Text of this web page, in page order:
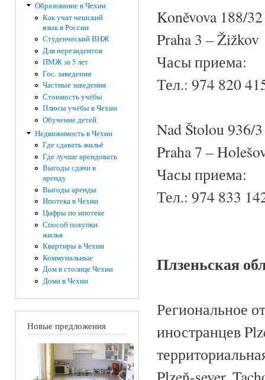
Образование в Чехии
Как учат чешский
язык в России
Студенческий ВНЖ
Для нерезидентов
ПМЖ за 5 лет
Гос. заведения
Частные заведения
Стоимость учёбы
Плюсы учёбы в Чехии
Обучение детей
Недвижимость в Чехии
Где сдавать жильё
Где лучше арендовать
Выгоды сдачи в
аренду
Выгоды аренды
Ипотека в Чехии
Цифры по ипотеке
Способ покупки
жилья
Квартиры в Чехии
Коммунальные
Дом в столице Чехии
Дома в Чехии
Новые предложения
Koněvova 188/32
Praha 3 – Žižkov
Часы приема:
Тел.: 974 820
Nad Štolou 936/3
Praha 7 –
Часы приема:
Тел.: 974 833
Плзеньская
Региональное
иностранцев